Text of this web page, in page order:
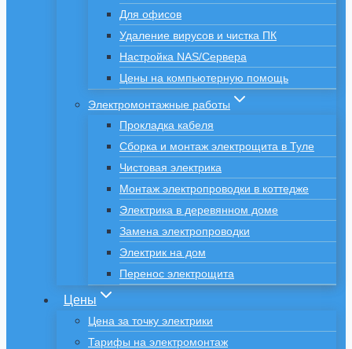
Для офисов
Удаление вирусов и чистка ПК
Настройка NAS/Сервера
Цены на компьютерную помощь
Электромонтажные работы
Прокладка кабеля
Сборка и монтаж электрощита в Туле
Чистовая электрика
Монтаж электропроводки в коттедже
Электрика в деревянном доме
Замена электропроводки
Электрик на дом
Перенос электрощита
Цены
Цена за точку электрики
Тарифы на электромонтаж